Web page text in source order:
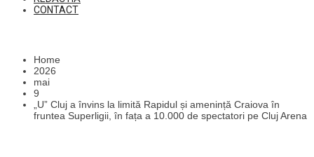
CONTACT
Home
2026
mai
9
„U” Cluj a învins la limită Rapidul și amenință Craiova în
fruntea Superligii, în fața a 10.000 de spectatori pe Cluj Arena